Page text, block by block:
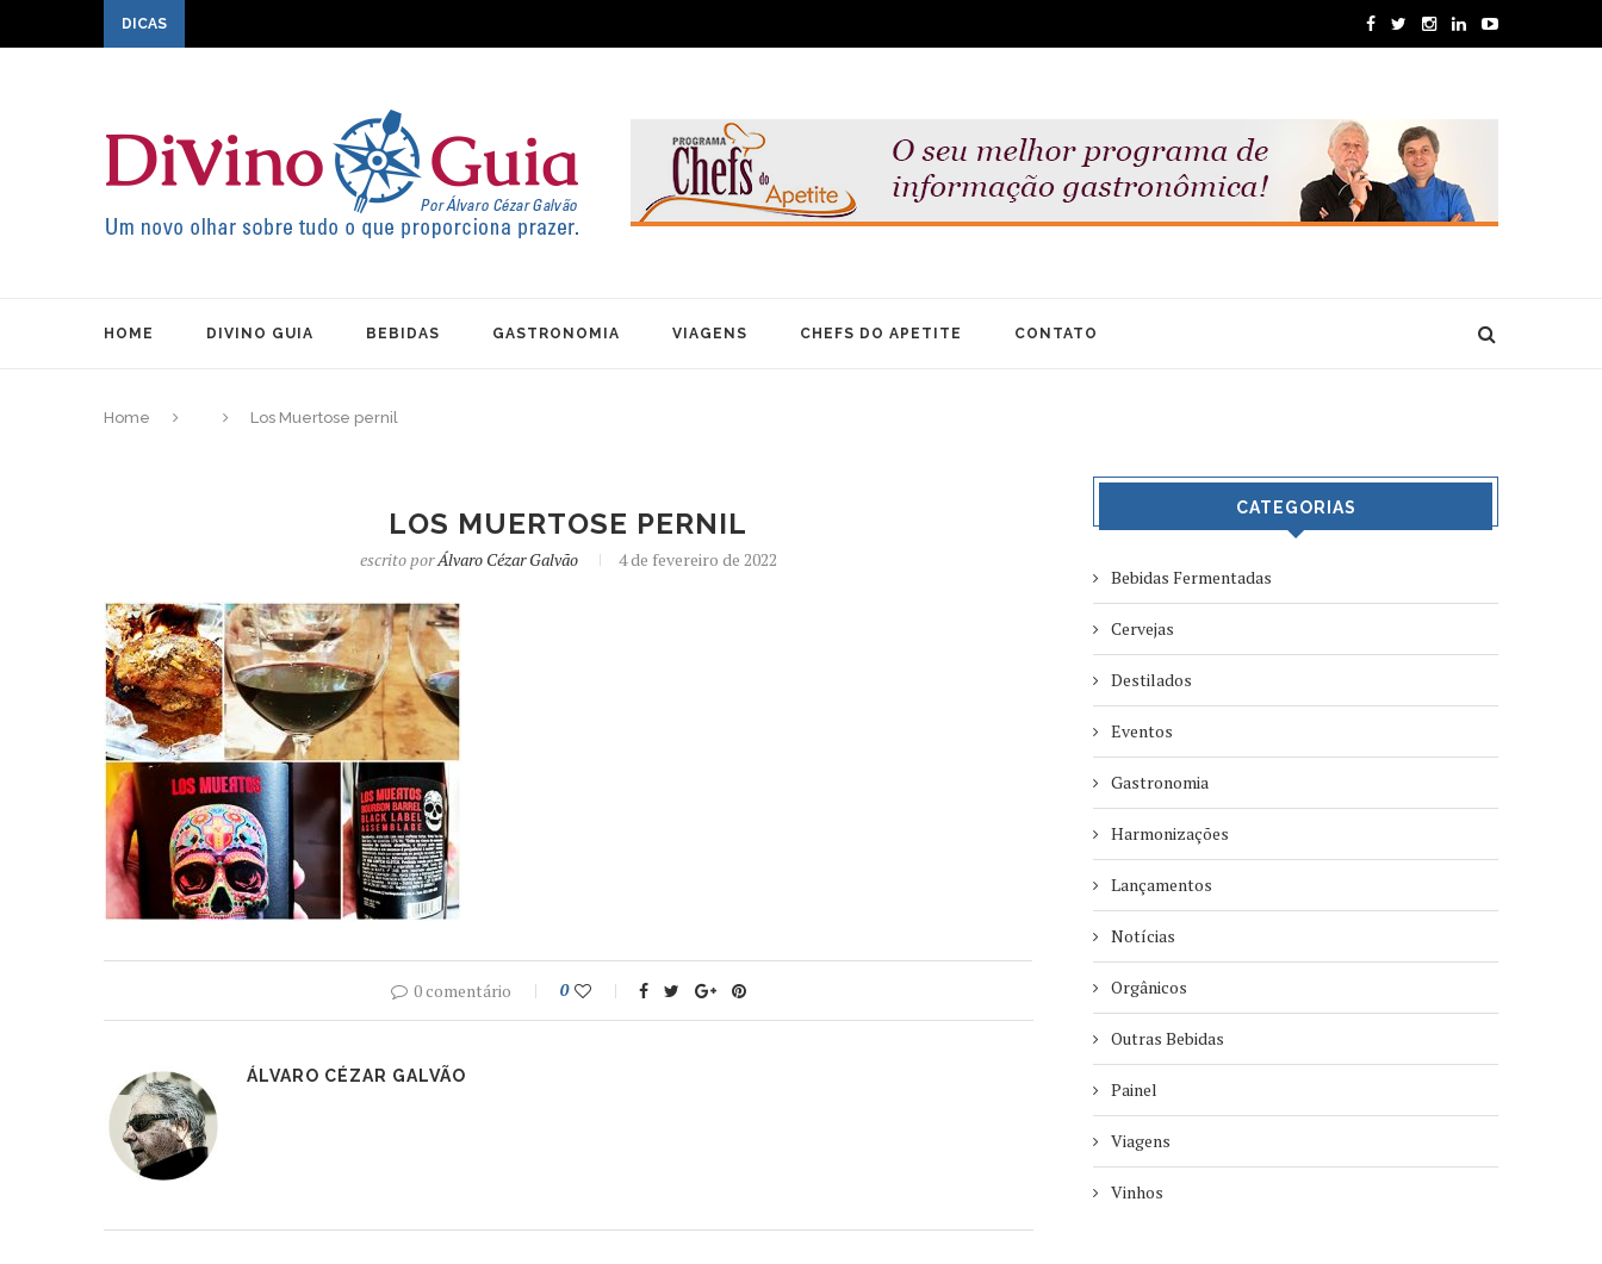
DICAS
HOME DIVINO GUIA BEBIDAS GASTRONOMIA VIAGENS CHEFS DO APETITE CONTATO
Home Los Muertose pernil
LOS MUERTOSE PERNIL
escrito porÁlvaro Cézar Galvão 4 de fevereiro de 2022
0 comentário 0
ÁLVARO CÉZAR GALVÃO
CATEGORIAS
Bebidas Fermentadas
Cervejas
Destilados
Eventos
Gastronomia
Harmonizações
Lançamentos
Notícias
Orgânicos
Outras Bebidas
Painel
Viagens
Vinhos